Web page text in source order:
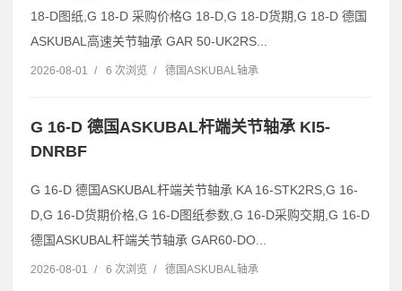
18-D图纸,G 18-D 采购价格G 18-D,G 18-D货期,G 18-D 德国
ASKUBAL高速关节轴承 GAR 50-UK2RS...
2026-08-01 / 6 次浏览 / 德国ASKUBAL轴承
G 16-D 德国ASKUBAL杆端关节轴承 KI5-
DNRBF
G 16-D 德国ASKUBAL杆端关节轴承 KA 16-STK2RS,G 16-
D,G 16-D货期价格,G 16-D图纸参数,G 16-D采购交期,G 16-D
德国ASKUBAL杆端关节轴承 GAR60-DO...
2026-08-01 / 6 次浏览 / 德国ASKUBAL轴承